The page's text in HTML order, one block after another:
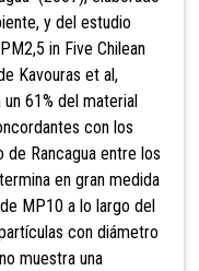
y del estudio
in Five Chilean
Kavouras et al,
61% del material
con los
Rancagua entre los
en gran medida
MP10 a lo largo del
con diámetro
muestra una